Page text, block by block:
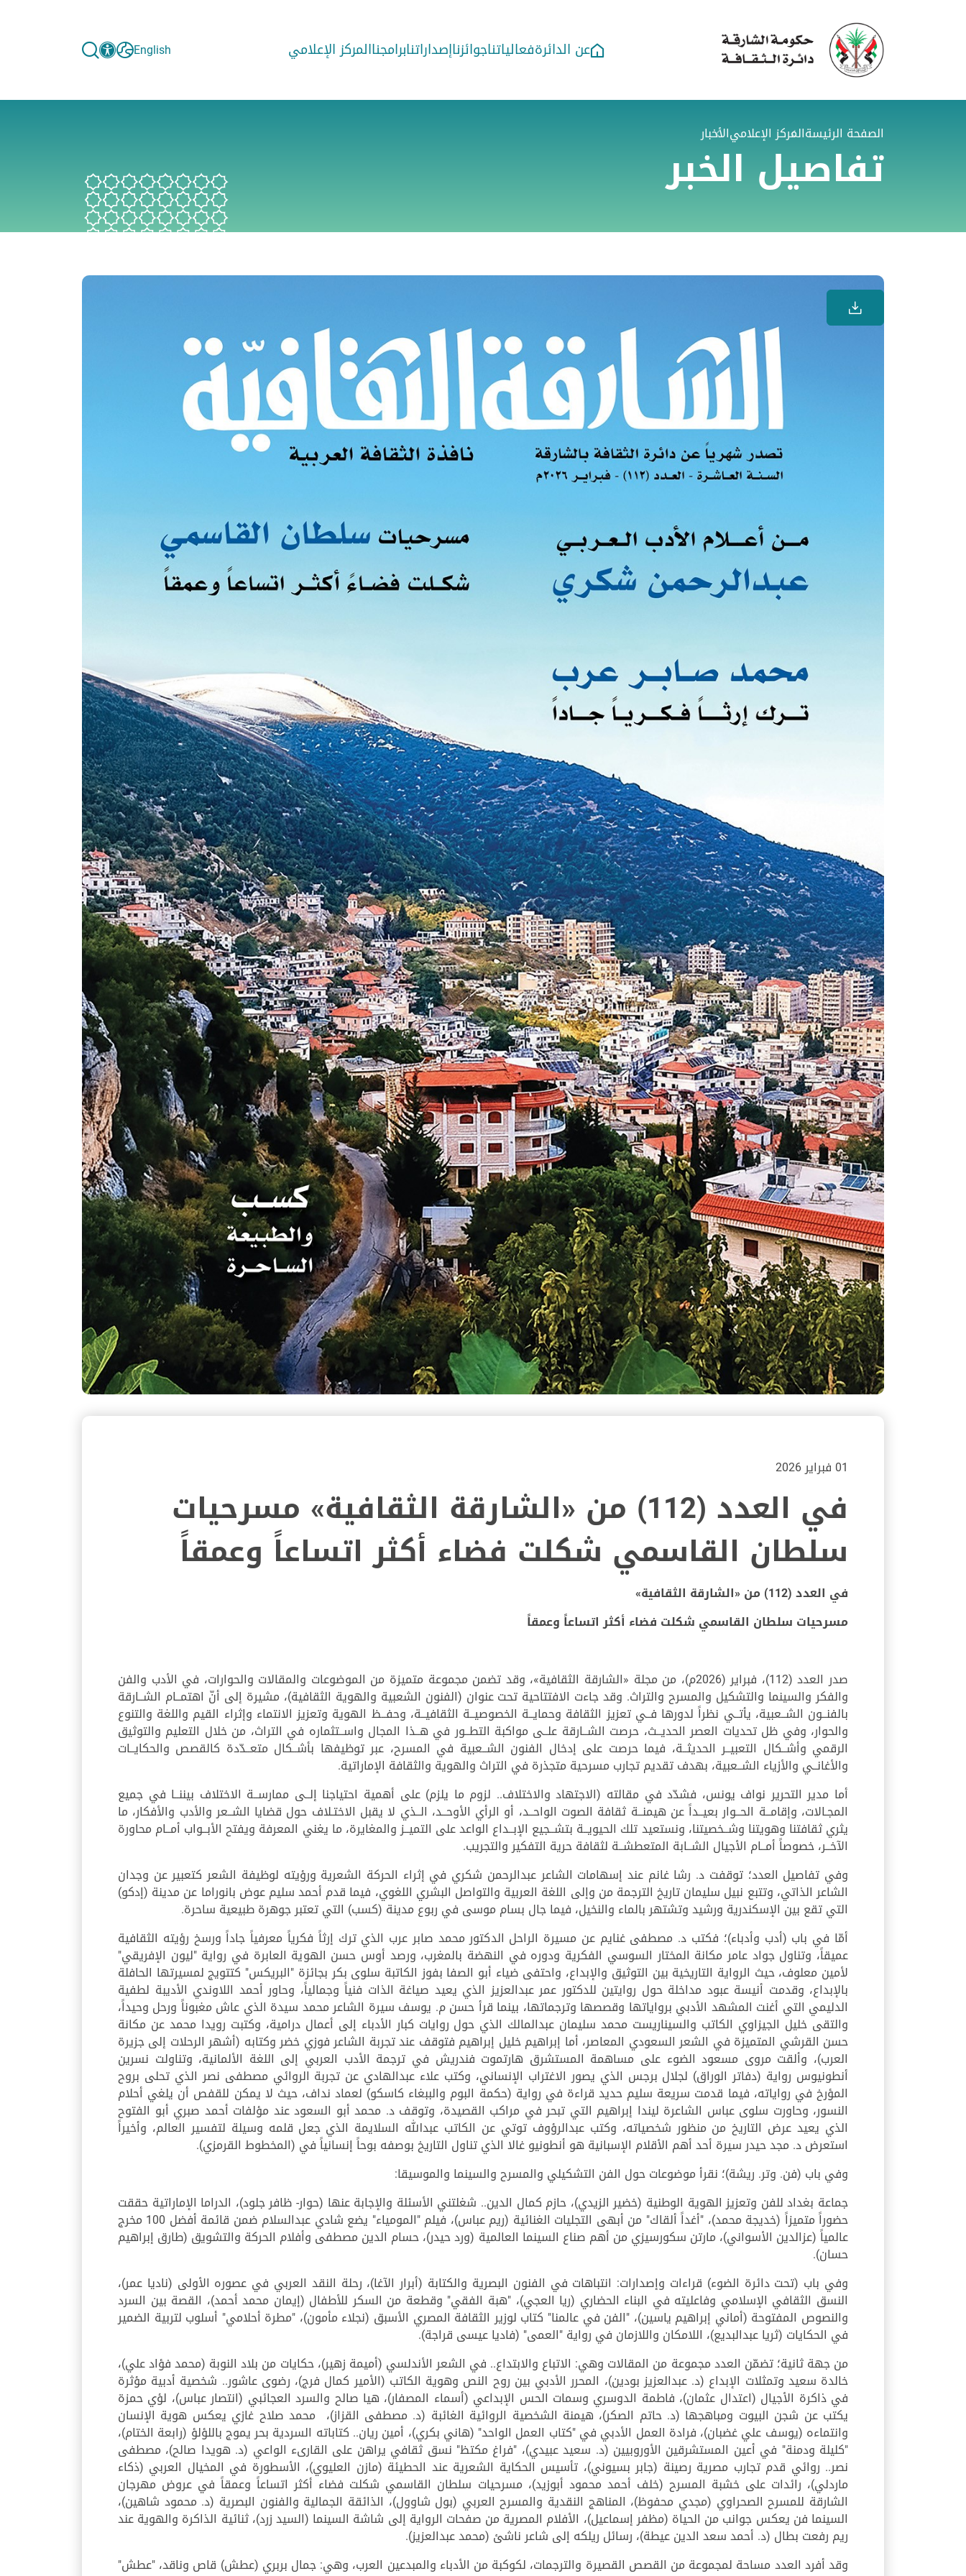
عن الدائرةفعالياتناجوائزناإصداراتنابرامجناالمركز الإعلامي English
الصفحة الرئيسةالمركز الإعلاميالأخبار
تفاصيل الخبر
01 فبراير 2026
في العدد (112) من «الشارقة الثقافية» مسرحيات
سلطان القاسمي شكلت فضاء أكثر اتساعاً وعمقاً
في العدد (112) من «الشارقة الثقافية»
مسرحيات سلطان القاسمي شكلت فضاء أكثر اتساعاً وعمقاً
صدر العدد (112)، فبراير (2026م)، من مجلة «الشارقة الثقافية»، وقد تضمن مجموعة متميزة من الموضوعات والمقالات والحوارات، في الأدب والفن
والفكر والسينما والتشكيل والمسرح والتراث. وقد جاءت الافتتاحية تحت عنوان (الفنون الشعبية والهوية الثقافية)، مشيرة إلى أنّ اهتمــام الشــارقة
بالفنــون الشــعبية، يأتــي نظراً لدورها فــي تعزيز الثقافة وحمايــة الخصوصيــة الثقافيــة، وحفــظ الهوية وتعزيز الانتماء وإثراء القيم واللغة والتنوع
والحوار، وفي ظل تحديات العصر الحديــث، حرصت الشــارقة علــى مواكبة التطــور في هــذا المجال واســتثماره في التراث، من خلال التعليم والتوثيق
الرقمي وأشــكال التعبيــر الحديثــة، فيما حرصت على إدخال الفنون الشــعبية في المسرح، عبر توظيفها بأشــكال متعــدّدة كالقصص والحكايــات
والأغانــي والأزياء الشــعبية، بهدف تقديم تجارب مسرحية متجذرة في التراث والهوية والثقافة الإماراتية.
أما مدير التحرير نواف يونس، فشدّد في مقالته (الاجتهاد والاختلاف.. لزوم ما يلزم) على أهمية احتياجنا إلــى ممارســة الاختلاف بيننــا في جميع
المجـالات، وإقامــة الحــوار بعيــداً عن هيمنــة ثقافة الصوت الواحــد، أو الرأي الأوحــد، الــذي لا يقبل الاختـلاف حول قضايا الشــعر والأدب والأفكار، ما
يثري ثقافتنا وهويتنا وشــخصيتنا، ونستعيد تلك الحيويــة بتشــجيع الإبــداع الواعد على التميــز والمغايرة، ما يغني المعرفة ويفتح الأبــواب أمــام محاورة
الآخــر، خصوصاً أمــام الأجيال الشــابة المتعطشــة لثقافة حرية التفكير والتجريب.
وفي تفاصيل العدد؛ توقفت د. رشا غانم عند إسهامات الشاعر عبدالرحمن شكري في إثراء الحركة الشعرية ورؤيته لوظيفة الشعر كتعبير عن وجدان
الشاعر الذاتي، وتتبع نبيل سليمان تاريخ الترجمة من وإلى اللغة العربية والتواصل البشري اللغوي، فيما قدم أحمد سليم عوض بانوراما عن مدينة (إدكو)
التي تقع بين الإسكندرية ورشيد وتشتهر بالماء والنخيل، فيما جال بسام موسى في ربوع مدينة (كسب) التي تعتبر جوهرة طبيعية ساحرة.
أمّا في باب (أدب وأدباء)؛ فكتب د. مصطفى غنايم عن مسيرة الراحل الدكتور محمد صابر عرب الذي ترك إرثاً فكرياً معرفياً جاداً ورسخ رؤيته الثقافية
عميقاً، وتناول جواد عامر مكانة المختار السوسي الفكرية ودوره في النهضة بالمغرب، ورصد أوس حسن الهوية العابرة في رواية "ليون الإفريقي"
لأمين معلوف، حيث الرواية التاريخية بين التوثيق والإبداع، واحتفى ضياء أبو الصفا بفوز الكاتبة سلوى بكر بجائزة "البريكس" كتتويج لمسيرتها الحافلة
بالإبداع، وقدمت أنيسة عبود مداخلة حول روايتين للدكتور عمر عبدالعزيز الذي يعيد صياغة الذات فنياً وجمالياً، وحاور أحمد اللاوندي الأديبة لطفية
الدليمي التي أغنت المشهد الأدبي برواياتها وقصصها وترجماتها، بينما قرأ حسن م. يوسف سيرة الشاعر محمد سيدة الذي عاش مغبوناً ورحل وحيداً،
والتقى خليل الجيزاوي الكاتب والسيناريست محمد سليمان عبدالمالك الذي حول روايات كبار الأدباء إلى أعمال درامية، وكتبت رويدا محمد عن مكانة
حسن القرشي المتميزة في الشعر السعودي المعاصر، أما إبراهيم خليل إبراهيم فتوقف عند تجربة الشاعر فوزي خضر وكتابه (أشهر الرحلات إلى جزيرة
العرب)، وألقت مروى مسعود الضوء على مساهمة المستشرق هارتموت فندريش في ترجمة الأدب العربي إلى اللغة الألمانية، وتناولت نسرين
أنطونيوس رواية (دفاتر الوراق) لجلال برجس الذي يصور الاغتراب الإنساني، وكتب علاء عبدالهادي عن تجربة الروائي مصطفى نصر الذي تحلى بروح
المؤرخ في رواياته، فيما قدمت سريعة سليم حديد قراءة في رواية (حكمة البوم والببغاء كاسكو) لعماد نداف، حيث لا يمكن للقفص أن يلغي أحلام
النسور، وحاورت سلوى عباس الشاعرة ليندا إبراهيم التي تبحر في مراكب القصيدة، وتوقف د. محمد أبو السعود عند مؤلفات أحمد صبري أبو الفتوح
الذي يعيد عرض التاريخ من منظور شخصياته، وكتب عبدالرؤوف توتي عن الكاتب عبدالله السلايمة الذي جعل قلمه وسيلة لتفسير العالم، وأخيراً
استعرض د. مجد حيدر سيرة أحد أهم الأقلام الإسبانية هو أنطونيو غالا الذي تناول التاريخ بوصفه بوحاً إنسانياً في (المخطوط القرمزي).
وفي باب (فن. وتر. ريشة)؛ نقرأ موضوعات حول الفن التشكيلي والمسرح والسينما والموسيقا:
جماعة بغداد للفن وتعزيز الهوية الوطنية (خضير الزيدي)، حازم كمال الدين.. شغلتني الأسئلة والإجابة عنها (حوار- ظافر جلود)، الدراما الإماراتية حققت
حضوراً متميزاً (خديجة محمد)، "أغداً ألقاك" من أبهى التجليات الغنائية (ريم عباس)، فيلم "المومياء" يضع شادي عبدالسلام ضمن قائمة أفضل 100 مخرج
عالمياً (عزالدين الأسواني)، مارتن سكورسيزي من أهم صناع السينما العالمية (ورد حيدر)، حسام الدين مصطفى وأفلام الحركة والتشويق (طارق إبراهيم
حسان).
وفي باب (تحت دائرة الضوء) قراءات وإصدارات: انتباهات في الفنون البصرية والكتابة (أبرار الآغا)، رحلة النقد العربي في عصوره الأولى (ناديا عمر)،
النسق الثقافي الإسلامي وفاعليته في البناء الحضاري (ريا العجي)، "هبة الفقي" وقطعة من السكر للأطفال (إيمان محمد أحمد)، القصة بين السرد
والنصوص المفتوحة (أماني إبراهيم ياسين)، "الفن في عالمنا" كتاب لوزير الثقافة المصري الأسبق (نجلاء مأمون)، "مطرة أحلامي" أسلوب لتربية الضمير
في الحكايات (ثريا عبدالبديع)، اللامكان واللازمان في رواية "العمى" (فاديا عيسى قراجة).
من جهة ثانية؛ تضمّن العدد مجموعة من المقالات وهي: الاتباع والابتداع.. في الشعر الأندلسي (أميمة زهير)، حكايات من بلاد النوبة (محمد فؤاد علي)،
خالدة سعيد وتمثلات الإبداع (د. عبدالعزيز بودين)، المحرر الأدبي بين روح النص وهوية الكاتب (الأمير كمال فرج)، رضوى عاشور.. شخصية أدبية مؤثرة
في ذاكرة الأجيال (اعتدال عثمان)، فاطمة الدوسري وسمات الحس الإبداعي (أسماء المصفار)، هيا صالح والسرد العجائبي (انتصار عباس)، لؤي حمزة
يكتب عن شجن البيوت ومباهجها (د. حاتم الصكر)، هيمنة الشخصية الروائية الغائبة (د. مصطفى القزاز)، محمد صلاح غازي يعكس هوية الإنسان
وانتماءه (يوسف علي غضبان)، فرادة العمل الأدبي في "كتاب العمل الواحد" (هاني بكري)، أمين ريان.. كتاباته السردية بحر يموج باللؤلؤ (رابعة الختام)،
"كليلة ودمنة" في أعين المستشرقين الأوروبيين (د. سعيد عبيدي)، "فراغ مكتظ" نسق ثقافي يراهن على القارىء الواعي (د. هويدا صالح)، مصطفى
نصر.. روائي قدم تجارب مصرية رصينة (جابر بسيوني)، تأسيس الحكاية الشعرية عند الحطيئة (مازن العليوي)، الأسطورة في المخيال العربي (ذكاء
ماردلي)، رائدات على خشبة المسرح (خلف أحمد محمود أبوزيد)، مسرحيات سلطان القاسمي شكلت فضاء أكثر اتساعاً وعمقاً في عروض مهرجان
الشارقة للمسرح الصحراوي (مجدي محفوظ)، المناهج النقدية والمسرح العربي (بول شاوول)، الذائقة الجمالية والفنون البصرية (د. محمود شاهين)،
السينما فن يعكس جوانب من الحياة (مظفر إسماعيل)، الأفلام المصرية من صفحات الرواية إلى شاشة السينما (السيد زرد)، ثنائية الذاكرة والهوية عند
ريم رفعت بطال (د. أحمد سعد الدين عيطة)، رسائل ريلكه إلى شاعر ناشئ (محمد عبدالعزيز).
وقد أفرد العدد مساحة لمجموعة من القصص القصيرة والترجمات، لكوكبة من الأدباء والمبدعين العرب، وهي: جمال بربري (عطش) قاص وناقد، "عطش"